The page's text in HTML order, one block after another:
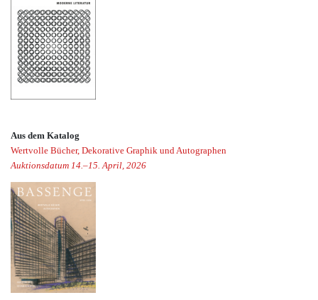
Aus dem Katalog
Wertvolle Bücher, Dekorative Graphik und Autographen
Auktionsdatum 14.–15. April, 2026